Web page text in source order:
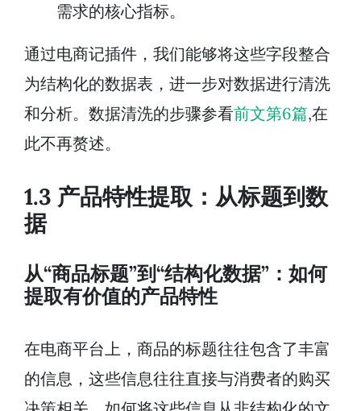
需求的核心指标。
通过电商记插件，我们能够将这些字段整合
为结构化的数据表，进一步对数据进行清洗
和分析。数据清洗的步骤参看前文第6篇,在
此不再赘述。
1.3 产品特性提取：从标题到数
据
从“商品标题”到“结构化数据”：如何
提取有价值的产品特性
在电商平台上，商品的标题往往包含了丰富
的信息，这些信息往往直接与消费者的购买